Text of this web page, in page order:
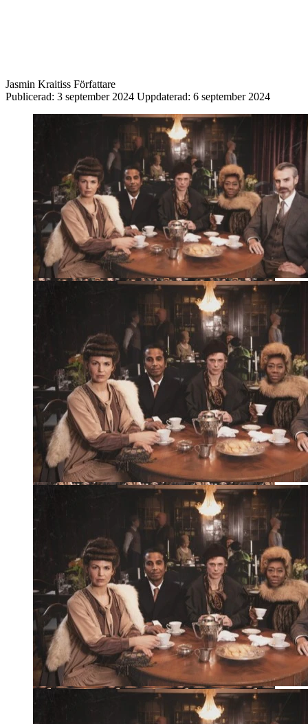
Jasmin Kraitiss Författare
Publicerad: 3 september 2024 Uppdaterad: 6 september 2024